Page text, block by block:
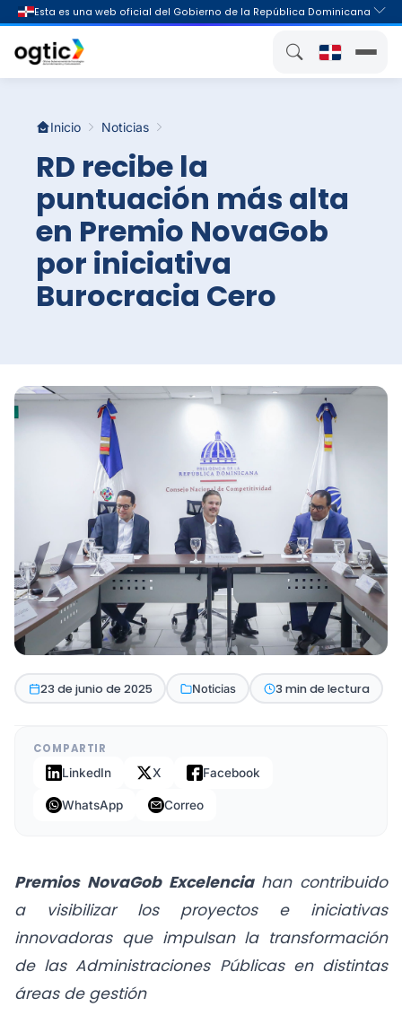
Inicio Noticias
RD recibe la
puntuación más alta
en Premio NovaGob
por iniciativa
Burocracia Cero
23 de junio de 2025 Noticias 3 min de lectura
Premios NovaGob Excelenciahan contribuido
a visibilizar los proyectos e iniciativas
innovadoras que impulsan la transformación
de las Administraciones Públicas en distintas
áreas de gestión
COMPARTIR
LinkedIn
X Facebook
WhatsApp Correo